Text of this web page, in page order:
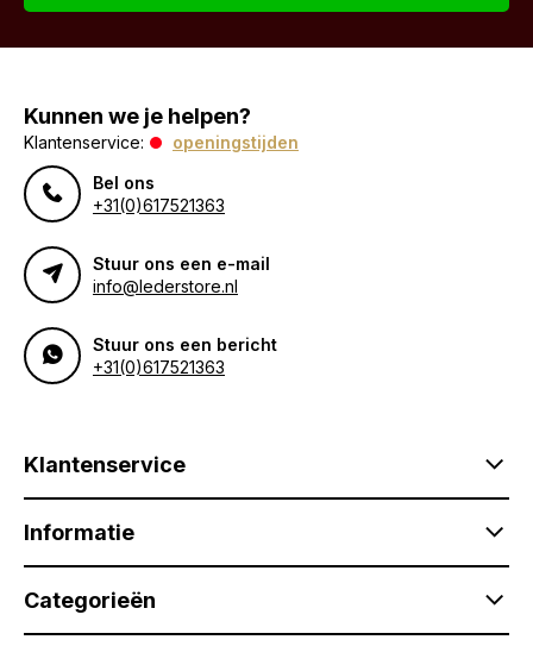
Kunnen we je helpen?
Klantenservice:
openingstijden
Bel ons
+31(0)617521363
Stuur ons een e-mail
info@lederstore.nl
Stuur ons een bericht
+31(0)617521363
Klantenservice
Informatie
Categorieën